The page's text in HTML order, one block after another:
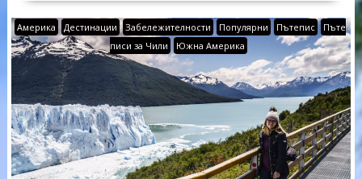
Америка Дестинации Забележителности Популярни Пътепис
Пъте
писи за Чили
Южна Америка